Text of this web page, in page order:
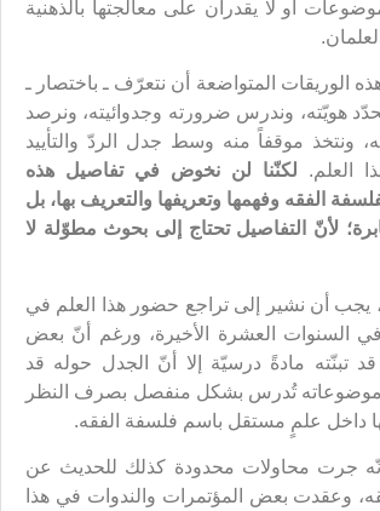
أو لا يقدران على معالجتها بالذهنية
الوريقات المتواضعة أن نتعرّف ـ باختصار ـ
هويّته، وندرس ضرورته وجدوائيته، ونرصد
ونتخذ موقفاً منه وسط جدل الردّ والتأييد
العلم. لكنّنا لن نخوض في تفاصيل هذه
الفقه وفهمها وتعريفها والتعريف بها، بل
لأنّ التفاصيل تحتاج إلى بحوث مطوّلة لا
يجب أن نشير إلى تراجع حضور هذا العلم في
في السنوات العشرة الأخيرة، ورغم أنّ بعض
قد تبنّته مادةً درسيّة إلا أنّ الجدل حوله قد
موضوعاته تُدرس بشكل منفصل بصرف النظر
داخل علمٍ مستقل باسم فلسفة الفقه.
جرت محاولات محدودة كذلك للحديث عن
وعقدت بعض المؤتمرات والندوات في هذا